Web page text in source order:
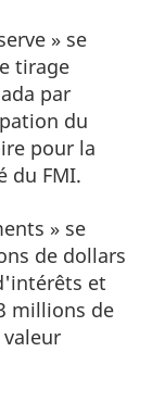
» se
tirage
par
du
pour la
du FMI.
bas de page
» se
de dollars
et
millions de
bas de page